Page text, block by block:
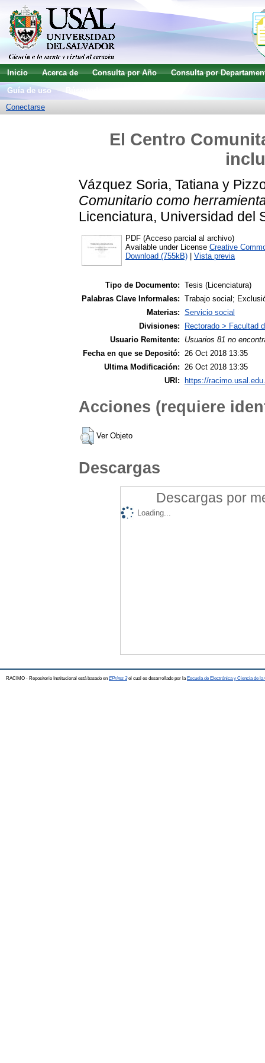
Inicio Acerca de Consulta por Año
Consulta por
Guía de uso
Conectarse
El Centro
Vázquez Soria, Tatiana y
Comunitario como
Licenciatura, Universidad del
PDF (Acceso parcial al archivo)
Available under License Creative
Download (755kB)
Vista previa
Tipo de Documento: Tesis (Licenciatura)
Palabras Clave Informales: Trabajo social;
Materias: Servicio social
Divisiones:
Rectorado > Facultad
Usuario Remitente:
Usuarios 81 no
Fecha en que se Depositó: 26 Oct 2018 13:35
Ultima Modificación: 26 Oct 2018 13:35
URI:
https://
Acciones (requiere
Ver Objeto
Descargas
Descargas por
Loading...
RACIMO - Repositorio Institucional está basado en EPrints 3el cual es desarrollado por la Escuela de Electrónica y Ciencia de la